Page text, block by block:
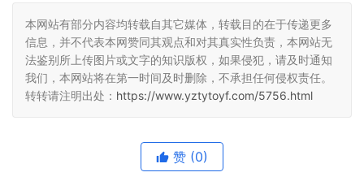
本网站有部分内容均转载自其它媒体，转载目的在于传递更多
信息，并不代表本网赞同其观点和对其真实性负责，本网站无
法鉴别所上传图片或文字的知识版权，如果侵犯，请及时通知
我们，本网站将在第一时间及时删除，不承担任何侵权责任。
转转请注明出处： https://www.yztytoyf.com/5756.html
赞 (0)